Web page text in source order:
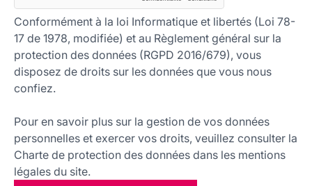
Conformément à la loi Informatique et libertés (Loi 78-
17 de 1978, modifiée) et au Règlement général sur la
protection des données (RGPD 2016/679), vous
disposez de droits sur les données que vous nous
confiez.
Pour en savoir plus sur la gestion de vos données
personnelles et exercer vos droits, veuillez consulter la
Charte de protection des données dans les mentions
légales du site.